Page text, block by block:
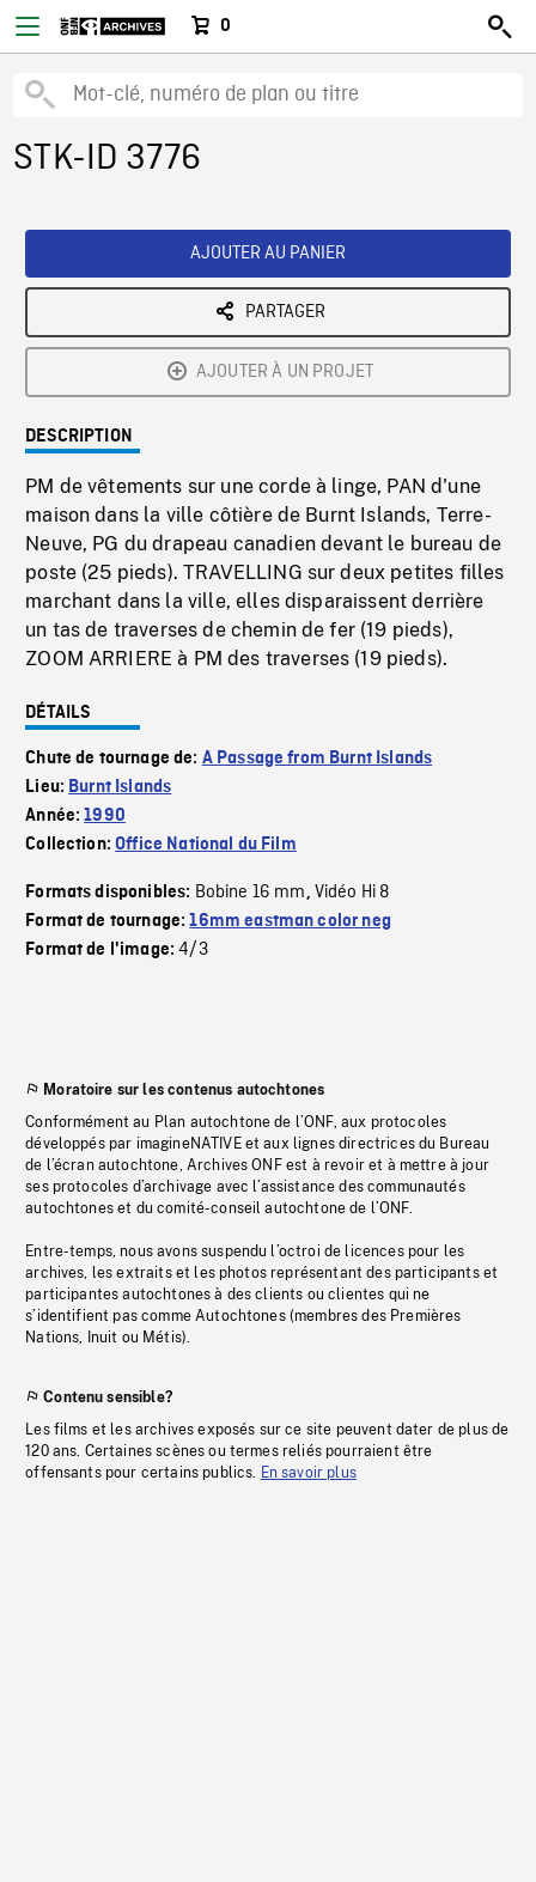
0
STK-ID 3776
AJOUTER AU PANIER
PARTAGER
AJOUTER À UN PROJET
DESCRIPTION
PM de vêtements sur une corde à linge, PAN d'une
maison dans la ville côtière de Burnt Islands, Terre-
Neuve, PG du drapeau canadien devant le bureau de
poste (25 pieds). TRAVELLING sur deux petites filles
marchant dans la ville, elles disparaissent derrière
un tas de traverses de chemin de fer (19 pieds),
ZOOM ARRIERE à PM des traverses (19 pieds).
DÉTAILS
Chute de tournage de: A Passage from Burnt Islands
Lieu: Burnt Islands
Année:1990
Collection:Office National du Film
Formats disponibles: Bobine 16 mm, Vidéo Hi 8
Format de tournage:16mm eastman color neg
Format de l'image:4/3
Moratoire sur les contenus autochtones
Conformément au Plan autochtone de l’ONF, aux protocoles
développés par imagineNATIVE et aux lignes directrices du Bureau
de l’écran autochtone, Archives ONF est à revoir et à mettre à jour
ses protocoles d’archivage avec l’assistance des communautés
autochtones et du comité-conseil autochtone de l’ONF.
Entre-temps, nous avons suspendu l’octroi de licences pour les
archives, les extraits et les photos représentant des participants et
participantes autochtones à des clients ou clientes qui ne
s’identifient pas comme Autochtones (membres des Premières
Nations, Inuit ou Métis).
Contenu sensible?
Les films et les archives exposés sur ce site peuvent dater de plus de
120 ans. Certaines scènes ou termes reliés pourraient être
offensants pour certains publics. En savoir plus